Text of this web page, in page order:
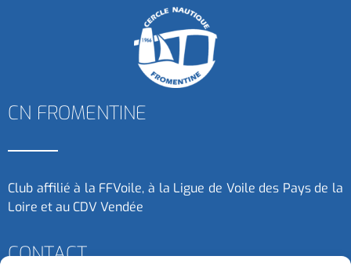
CN FROMENTINE
Club affilié à la FFVoile, à la Ligue de Voile des Pays de la
Loire et au CDV Vendée
CONTACT